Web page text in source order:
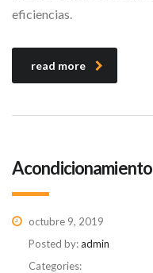
eficiencias.
read more
Acondicionamiento
octubre 9, 2019
Posted by:admin
Categories: